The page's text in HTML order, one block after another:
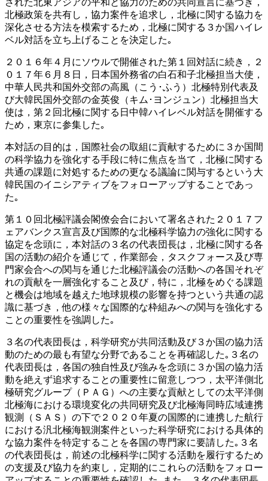
された北東アジアの平和と協力のための共同宣言に基づき，
北極政策を共有し，協力案件を追求し，北極に関する協力を
深化させる方法を模索するため，北極に関する３か国ハイレ
ベル対話を立ち上げることを決定した｡
２０１６年４月にソウルで開催された第１回対話に続き，２
０１７年６月８日，日本国外務省の白石和子北極担当大使，
中華人民共和国外交部の高風（こう･ふう）北極特別代表及
び大韓民国外交部の金英俊（キム･ヨンジュン）北極担当大
使は，第２回北極に関する日中韓ハイレベル対話を開催する
ため，東京に参集した｡
本対話の目的は，国際社会の取組に貢献するために３か国間
の科学協力を強化する手段に特に焦点を当て，北極に関する
共通の課題に対処するための更なる議論に関与するという大
韓民国のイニシアティブをフォローアップすることであっ
た｡
第１０回北極評議会閣僚会合において署名された２０１７フ
ェアバンクス宣言及び国際的な北極科学協力の強化に関する
協定を念頭に，本対話の３名の代表団長は，北極に関する各
国の活動の紹介を通じて，作業部会，タスクフォース及び専
門家会合への関与を通じた北極評議会の活動への各国それぞ
れの貢献を一層強化すること及び，特に，北極をめぐる課題
と機会は地域を越えた地球規模の影響を持つという共通の認
識に基づき，他の様々な国際的な枠組みへの関与を強化する
ことの重要性を強調した｡
３名の代表団長は，科学研究が共同活動及び３か国の協力活
動のための最も有望な分野であることを再確認した｡３名の
代表団長は，各国の独自性及び強みを念頭に３か国の協力活
動を絶えず追求することの重要性に留意しつつ，太平洋側北
極研究グループ（ＰＡＧ）への主要な貢献としての太平洋側
北極海における環境変化の共同研究及び北極海同時広域連携
観測（ＳＡＳ）の下で２０２０年夏の国際的に連携した航行
における汎北極海観測案件といった科学研究における具体的
な協力案件を特定することを各国の専門家に要請した｡３名
の代表団長は，前述の北極科学に関する活動を履行するため
の支援及び協力を約束し，定期的にこれらの活動をフォロー